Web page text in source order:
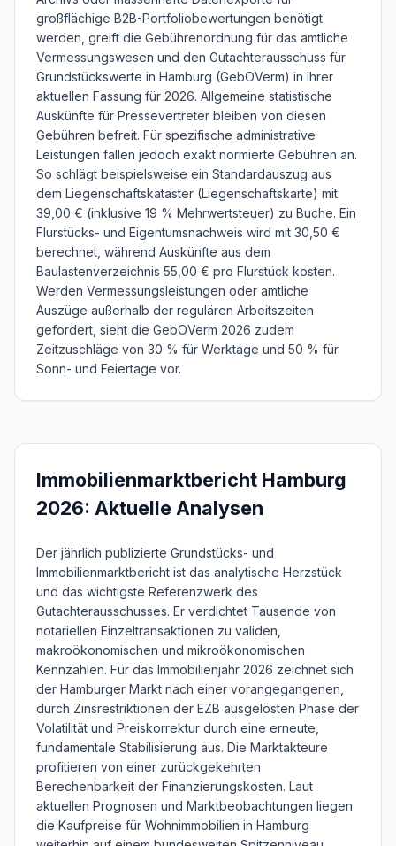
großflächige B2B-Portfoliobewertungen benötigt
werden, greift die Gebührenordnung für das amtliche
Vermessungswesen und den Gutachterausschuss für
Grundstückswerte in Hamburg (GebOVerm) in ihrer
aktuellen Fassung für 2026. Allgemeine statistische
Auskünfte für Pressevertreter bleiben von diesen
Gebühren befreit. Für spezifische administrative
Leistungen fallen jedoch exakt normierte Gebühren an.
So schlägt beispielsweise ein Standardauszug aus
dem Liegenschaftskataster (Liegenschaftskarte) mit
39,00 € (inklusive 19 % Mehrwertsteuer) zu Buche. Ein
Flurstücks- und Eigentumsnachweis wird mit 30,50 €
berechnet, während Auskünfte aus dem
Baulastenverzeichnis 55,00 € pro Flurstück kosten.
Werden Vermessungsleistungen oder amtliche
Auszüge außerhalb der regulären Arbeitszeiten
gefordert, sieht die GebOVerm 2026 zudem
Zeitzuschläge von 30 % für Werktage und 50 % für
Sonn- und Feiertage vor.
Immobilienmarktbericht Hamburg
2026: Aktuelle Analysen
Der jährlich publizierte Grundstücks- und
Immobilienmarktbericht ist das analytische Herzstück
und das wichtigste Referenzwerk des
Gutachterausschusses. Er verdichtet Tausende von
notariellen Einzeltransaktionen zu validen,
makroökonomischen und mikroökonomischen
Kennzahlen. Für das Immobilienjahr 2026 zeichnet sich
der Hamburger Markt nach einer vorangegangenen,
durch Zinsrestriktionen der EZB ausgelösten Phase der
Volatilität und Preiskorrektur durch eine erneute,
fundamentale Stabilisierung aus. Die Marktakteure
profitieren von einer zurückgekehrten
Berechenbarkeit der Finanzierungskosten. Laut
aktuellen Prognosen und Marktbeobachtungen liegen
die Kaufpreise für Wohnimmobilien in Hamburg